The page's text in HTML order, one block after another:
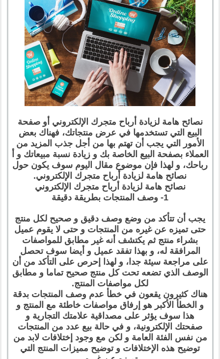
نصائح هامة لزيادة أرباح متجرك الإلكتروني أو صفحة
البيع التي تستخدمها في عرض منتجاتك، فهناك بعض
الأمور التي يجب أن تهتم بها من أجل جذب المزيد من
العملاء بصفحة البيع الخاصة بك و زيادة نسبة مبيعاتك و أ
رباحك، و لهذا فإن موضوع مقال اليوم سوف يكون حول
نصائح هامة لزيادة أرباح متجرك الإلكتروني.
نصائح هامة لزيادة أرباح متجرك الإلكتروني
1- وصف المنتجات بطريقة دقيقة
يجب أن تتأكد من وضع وصف دقيق و صحيح لكل منتج
حتى تميزه عن غيره من المنتجات و حتى لا يقوم عميل
بشراء منتج ثم يكتشف أنه غير مطابق للمواصفات
المرافقة له، و بهذا تفقد عميل و أيضا سوف تحصل
على مراجعة سيئة جدا، و لهذا إحرص على التأكد من أن
الوصف الذي تضعه تحت كل منتج صحيح تماما و مطابق
لكل مواصفات المنتج.
هناك كثيرون يقعون في خطأ عدم وصف المنتجات بدقة
و الخطأ الأكبر هو إرفاق مواصفات خاطئة مع المنتج و
هذا سوف يؤثر على مصداقية علامتك التجارية و
صفحتك الإلكترونية، و في حالة بيع عدد من المنتجات
من نفس الفئة العامة و لكن مع وجود إختلافات لابد من
توضيح هذه الإختلافات و توضيح مميزات المنتج التي